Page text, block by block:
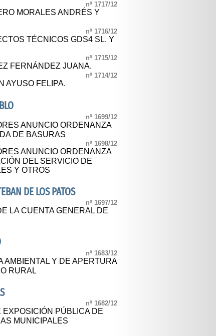
nº 1717/12
MORALES ANDRÉS Y
nº 1716/12
TÉCNICOS GDS4 SL. Y
nº 1715/12
FERNÁNDEZ JUANA.
nº 1714/12
AYUSO FELIPA.
nº 1699/12
ANUNCIO ORDENANZA
DE BASURAS
nº 1698/12
ANUNCIO ORDENANZA
DEL SERVICIO DE
Y OTROS
DE LOS PATOS
nº 1697/12
LA CUENTA GENERAL DE
nº 1683/12
AMBIENTAL Y DE APERTURA
RURAL
nº 1682/12
PÚBLICA DE
MUNICIPALES